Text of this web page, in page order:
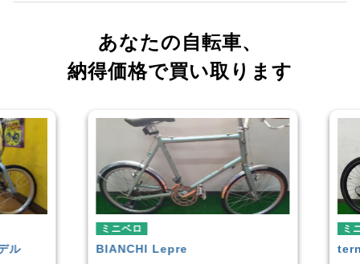
あなたの自転車、
納得価格で買い取ります
ミニベロ
ternSURGE 2021年モデル